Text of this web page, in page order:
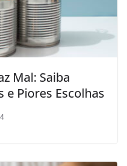
Mal: Saiba
e Piores Escolhas